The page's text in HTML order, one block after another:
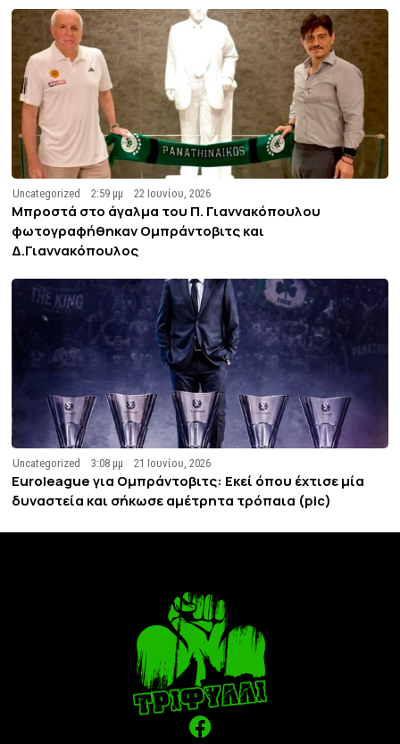
Uncategorized 2:59 μμ 22 Ιουνίου, 2026
Μπροστά στο άγαλμα του Π. Γιαννακόπουλου
φωτογραφήθηκαν Ομπράντοβιτς και
Δ.Γιαννακόπουλος
Uncategorized 3:08 μμ 21 Ιουνίου, 2026
Euroleague για Ομπράντοβιτς: Εκεί όπου έχτισε μία
δυναστεία και σήκωσε αμέτρητα τρόπαια (pic)